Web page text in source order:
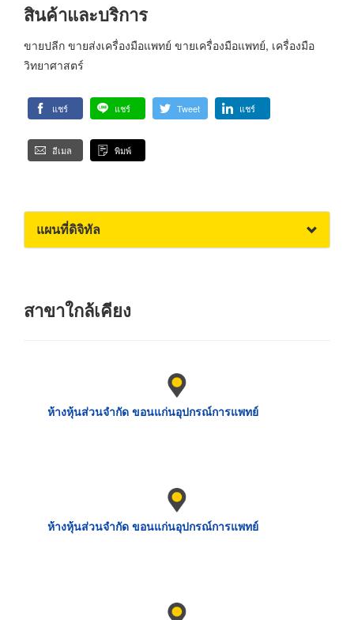
สินค้าและบริการ
ขายปลีก ขายส่งเครื่องมือแพทย์ ขายเครื่องมือแพทย์, เครื่องมือ
วิทยาศาสตร์
แชร์ แชร์ Tweet แชร์
อีเมล พิมพ์
แผนที่ดิจิทัล
สาขาใกล้เคียง
ห้างหุ้นส่วนจำกัด ขอนแก่นอุปกรณ์การแพทย์
ห้างหุ้นส่วนจำกัด ขอนแก่นอุปกรณ์การแพทย์